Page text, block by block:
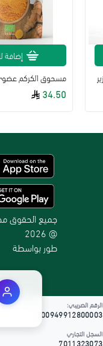
34.50
إضافة
جميع الحقوق
@ 2026
طور بواسطة
الرقم الضريبي:
300949912800003
السجل التجاري
7011323073